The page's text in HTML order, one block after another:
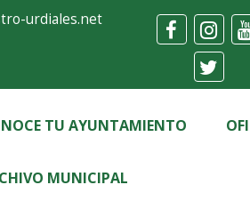
urdiales.net
TU AYUNTAMIENTO
MUNICIPAL